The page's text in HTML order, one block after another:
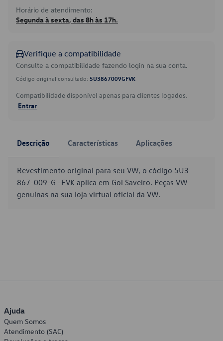
Horário de atendimento:
Segunda à sexta, das 8h às 17h.
Verifique a compatibilidade
Consulte a compatibilidade fazendo login na sua conta.
Código original consultado: 5U3867009GFVK
Compatibilidade disponível apenas para clientes logados.
Entrar
Descrição Características Aplicações
Revestimento original para seu VW, o código 5U3-
867-009-G -FVK aplica em Gol Saveiro. Peças VW
genuínas na sua loja virtual oficial da VW.
Ajuda
Quem Somos
Atendimento (SAC)